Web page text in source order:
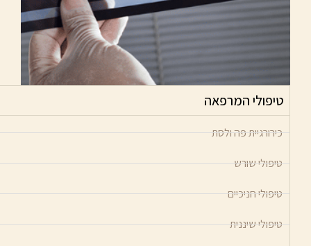
טיפולי המרפאה
כירורגיית פה ולסת
טיפולי שורש
טיפולי חניכיים
טיפולי שיננית